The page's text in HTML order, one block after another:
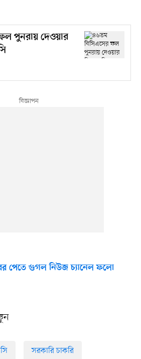
পুনরায় দেওয়ার
পেতে গুগল নিউজ চ্যানেল ফলো
সরকারি চাকরি